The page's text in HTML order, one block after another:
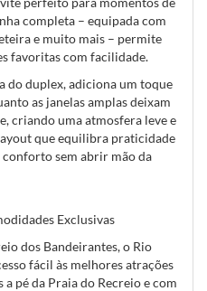
completa – equipada com
e muito mais – permite
favoritas com facilidade.
do duplex, adiciona um toque
as janelas amplas deixam
criando uma atmosfera leve e
que equilibra praticidade
conforto sem abrir mão da
Exclusivas
dos Bandeirantes, o Rio
fácil às melhores atrações
pé da Praia do Recreio e com